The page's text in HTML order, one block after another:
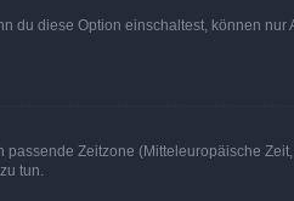
du diese Option einschaltest, können nur
Zeitzone (Mitteleuropäische
tun.